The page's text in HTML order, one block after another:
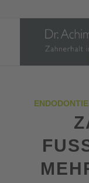
ENDODONTIE
EHR